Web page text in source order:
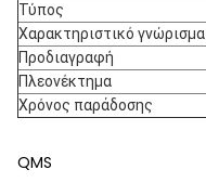
Τύπος
Χαρακτηριστικό γνώρισμα
Προδιαγραφή
Πλεονέκτημα
Χρόνος παράδοσης
QMS